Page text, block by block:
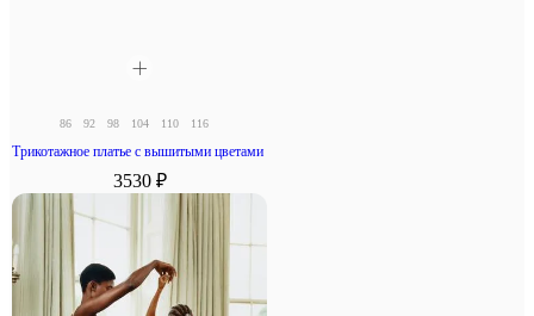
86 92 98 104 110 116
Трикотажное платье с вышитыми цветами
3530 ₽